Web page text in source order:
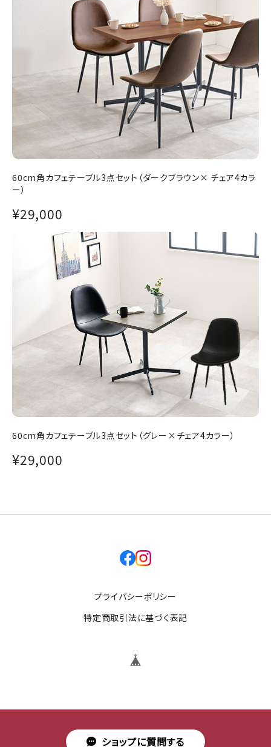
60cm角カフェテーブル3点セット（ダークブラウン× チェア4カラ
ー）
¥29,000
60cm角カフェテーブル3点セット（グレー×チェア4カラー）
¥29,000
プライバシーポリシー
特定商取引法に基づく表記
ショップに質問する